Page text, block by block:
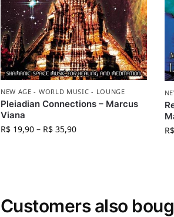
NEW AGE - WORLD MUSIC - LOUNGE
Pleiadian Connections – Marcus
Viana
R$19,90– R$35,90
R$
Customers also